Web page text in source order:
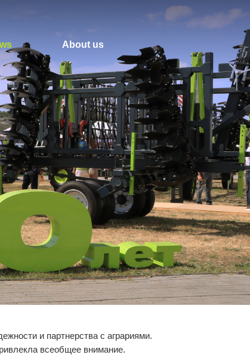
About us
и партнерства с аграриями.
всеобщее внимание.